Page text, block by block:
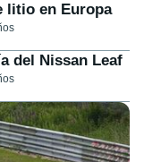
litio en Europa
del Nissan Leaf